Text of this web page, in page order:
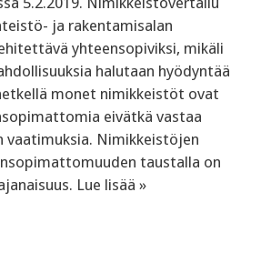
ja rakentamisalan
yhteensopiviksi, mikäli
halutaan hyödyntää
monet nimikkeistöt ovat
eivätkä vastaa
vaatimuksia. Nimikkeistöjen
taustalla on
Lue lisää »